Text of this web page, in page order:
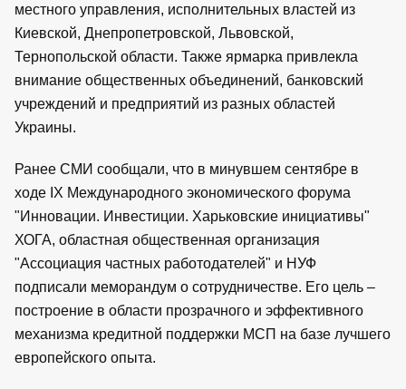
местного управления, исполнительных властей из
Киевской, Днепропетровской, Львовской,
Тернопольской области. Также ярмарка привлекла
внимание общественных объединений, банковский
учреждений и предприятий из разных областей
Украины.
Ранее СМИ сообщали, что в минувшем сентябре в
ходе IX Международного экономического форума
"Инновации. Инвестиции. Харьковские инициативы"
ХОГА, областная общественная организация
"Ассоциация частных работодателей" и НУФ
подписали меморандум о сотрудничестве. Его цель –
построение в области прозрачного и эффективного
механизма кредитной поддержки МСП на базе лучшего
европейского опыта.